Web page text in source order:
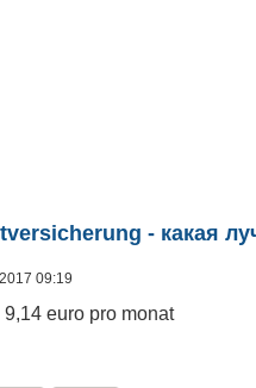
- какая
09:19
euro pro monat